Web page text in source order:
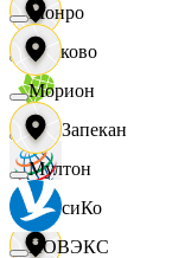
Очаково
ПанЗапекан
ПепсиКо
Монро
Морион
Мултон
НОВЭКС